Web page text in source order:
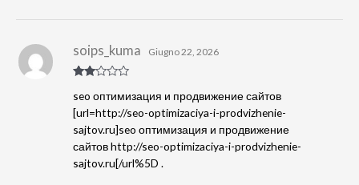
ato2
su
5
soips_kuma Giugno 22, 2026
seo оптимизация и продвижение сайтов
[url=http://seo-optimizaciya-i-prodvizhenie-
sajtov.ru]seo оптимизация и продвижение
сайтовhttp://seo-optimizaciya-i-prodvizhenie-
sajtov.ru[/url%5D .